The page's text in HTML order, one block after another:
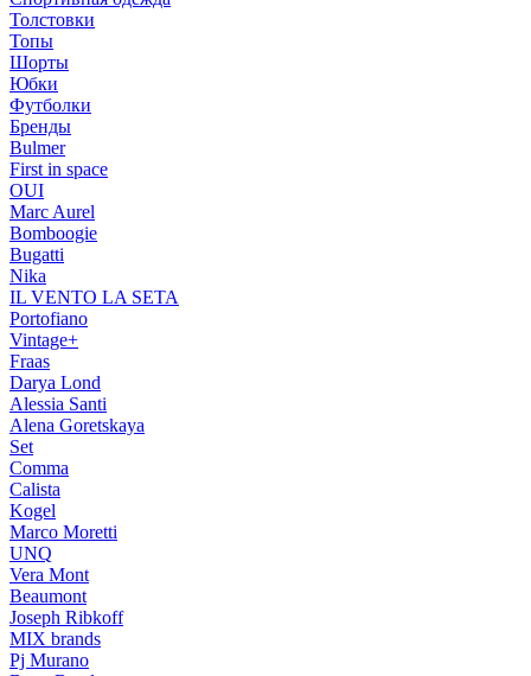
Толстовки
Топы
Шорты
Юбки
Футболки
Бренды
Bulmer
First in space
OUI
Marc Aurel
Bomboogie
Bugatti
Nika
IL VENTO LA SETA
Portofiano
Vintage+
Fraas
Darya Lond
Alessia Santi
Alena Goretskaya
Set
Comma
Calista
Kogel
Marco Moretti
UNQ
Vera Mont
Beaumont
Joseph Ribkoff
MIX brands
Pj Murano